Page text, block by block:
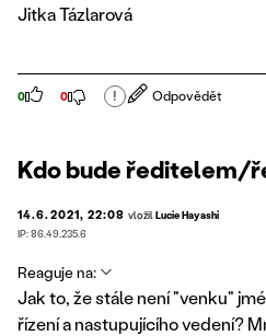
Jitka Tázlarová
0 0 ! Odpovědět
Kdo bude ředitelem/
14.6.2021, 22:08 vložil Lucie Hayashi
IP: 86.49.235.6
Reaguje na:
Jak to, že stále není "venku"
řízení a nastupujícího vedení?